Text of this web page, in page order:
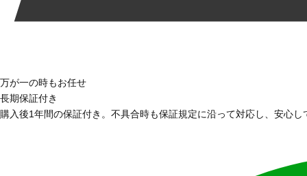
万が一の時もお任せ
長期保証付き
購入後1年間の保証付き。不具合時も保証規定に沿って対応し、安心